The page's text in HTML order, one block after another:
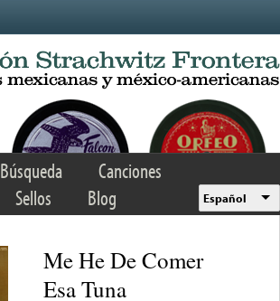
Búsqueda
Canciones
Sellos Blog Español
Me He De Comer
Esa Tuna